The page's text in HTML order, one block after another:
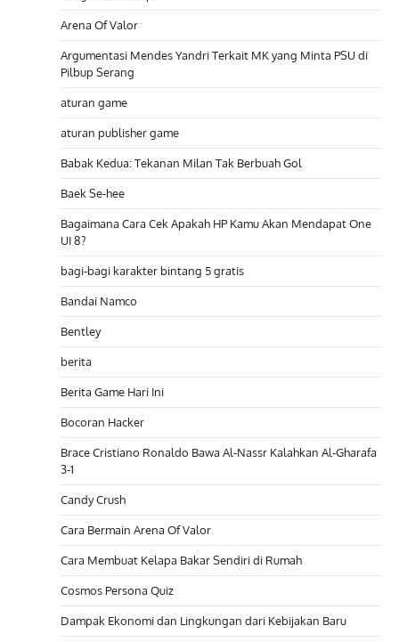
Arena Of Valor
Argumentasi Mendes Yandri Terkait MK yang Minta PSU di
Pilbup Serang
aturan game
aturan publisher game
Babak Kedua: Tekanan Milan Tak Berbuah Gol
Baek Se-hee
Bagaimana Cara Cek Apakah HP Kamu Akan Mendapat One
UI 8?
bagi-bagi karakter bintang 5 gratis
Bandai Namco
Bentley
berita
Berita Game Hari Ini
Bocoran Hacker
Brace Cristiano Ronaldo Bawa Al-Nassr Kalahkan Al-Gharafa
3-1
Candy Crush
Cara Bermain Arena Of Valor
Cara Membuat Kelapa Bakar Sendiri di Rumah
Cosmos Persona Quiz
Dampak Ekonomi dan Lingkungan dari Kebijakan Baru